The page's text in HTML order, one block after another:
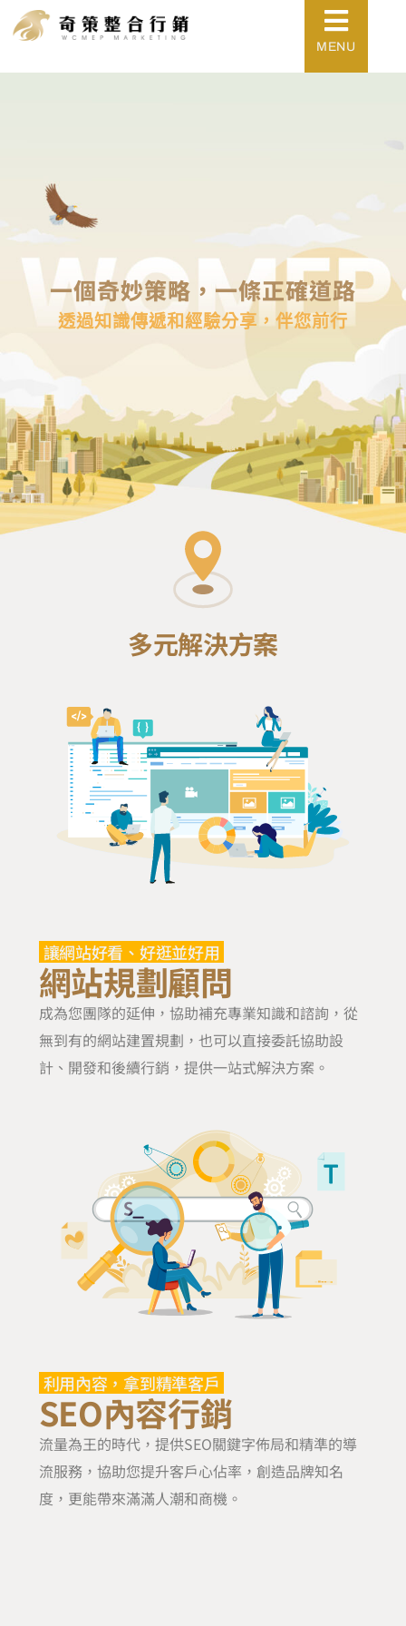
MENU
一個奇妙策略，一條正確道路
透過知識傳遞和經驗分享，伴您前行
多元解決方案
讓網站好看、好逛並好用
網站規劃顧問
成為您團隊的延伸，協助補充專業知識和諮詢，從
無到有的網站建置規劃，也可以直接委託協助設
計、開發和後續行銷，提供一站式解決方案。
利用內容，拿到精準客戶
SEO內容行銷
流量為王的時代，提供SEO關鍵字佈局和精準的導
流服務，協助您提升客戶心佔率，創造品牌知名
度，更能帶來滿滿人潮和商機。